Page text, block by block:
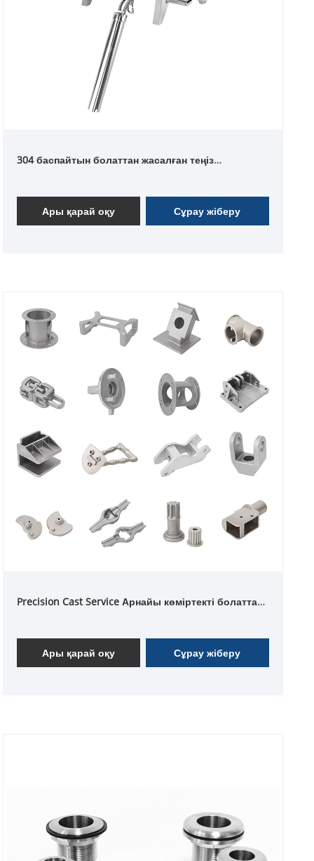
304 баспайтын болаттан жасалған теңіз
Ары қарай оқу Сұрау жіберу
Precision Cast Service Арнайы көміртекті болаттан
жасалған инвестициялық құю бөліктері
Ары қарай оқу
Сұрау жіберу